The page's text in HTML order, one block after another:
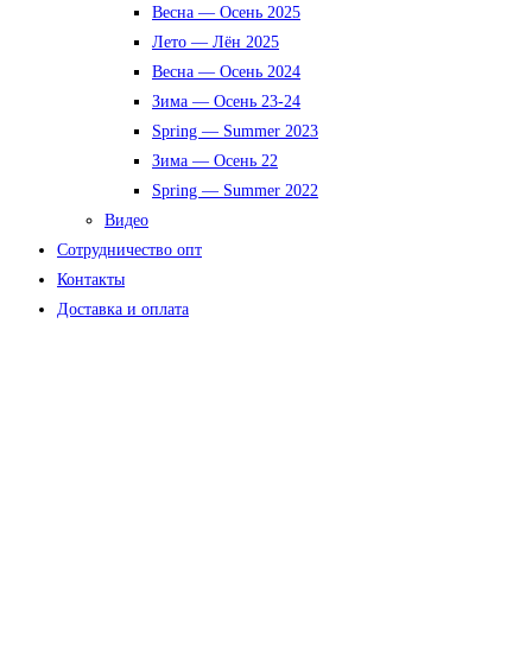
Весна — Осень 2025
Лето — Лён 2025
Весна — Осень 2024
Зима — Осень 23-24
Spring — Summer 2023
Зима — Осень 22
Spring — Summer 2022
Видео
Сотрудничество опт
Контакты
Доставка и оплата